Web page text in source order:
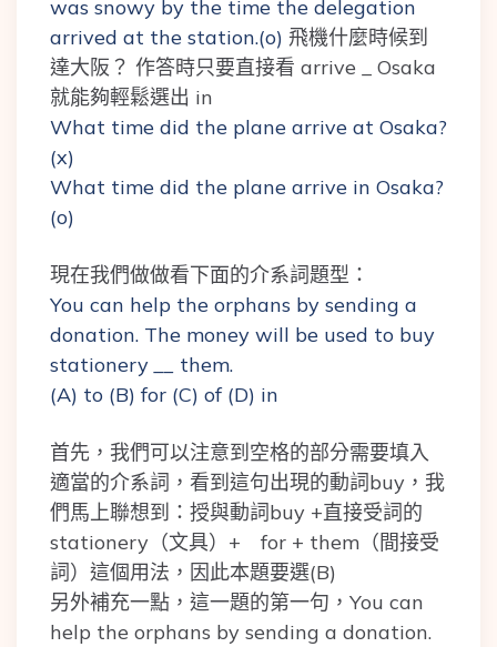
was snowy by the time the delegation
arrived at the station.(o) 飛機什麼時候到
達大阪？ 作答時只要直接看 arrive _ Osaka
就能夠輕鬆選出 in
What time did the plane arrive at Osaka?
(x)
What time did the plane arrive in Osaka?
(o)
現在我們做做看下面的介系詞題型：
You can help the orphans by sending a
donation. The money will be used to buy
stationery
them.
(A) to (B) for (C) of (D) in
首先，我們可以注意到空格的部分需要填入
適當的介系詞，看到這句出現的動詞buy，我
們馬上聯想到：授與動詞buy +直接受詞的
stationery（文具）+ for + them（間接受
詞）這個用法，因此本題要選(B)
另外補充一點，這一題的第一句，You can
help the orphans by sending a donation.